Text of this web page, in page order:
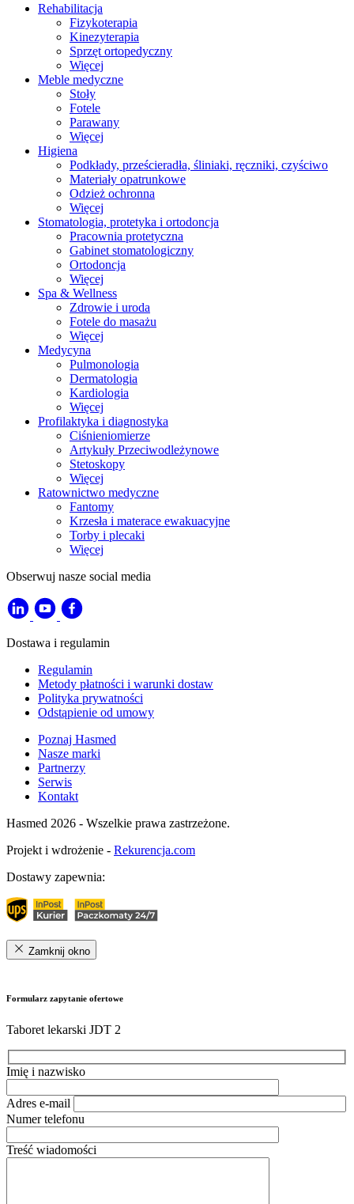
Rehabilitacja
Fizykoterapia
Kinezyterapia
Sprzęt ortopedyczny
Więcej
Meble medyczne
Stoły
Fotele
Parawany
Więcej
Higiena
Podkłady, prześcieradła, śliniaki, ręczniki, czyściwo
Materiały opatrunkowe
Odzież ochronna
Więcej
Stomatologia, protetyka i ortodoncja
Pracownia protetyczna
Gabinet stomatologiczny
Ortodoncja
Więcej
Spa & Wellness
Zdrowie i uroda
Fotele do masażu
Więcej
Medycyna
Pulmonologia
Dermatologia
Kardiologia
Więcej
Profilaktyka i diagnostyka
Ciśnieniomierze
Artykuły Przeciwodleżynowe
Stetoskopy
Więcej
Ratownictwo medyczne
Fantomy
Krzesła i materace ewakuacyjne
Torby i plecaki
Więcej
Obserwuj nasze social media
Dostawa i regulamin
Regulamin
Metody płatności i warunki dostaw
Polityka prywatności
Odstąpienie od umowy
Poznaj Hasmed
Nasze marki
Partnerzy
Serwis
Kontakt
Hasmed 2026 - Wszelkie prawa zastrzeżone.
Projekt i wdrożenie - Rekurencja.com
Dostawy zapewnia:
Zamknij okno
Formularz zapytanie ofertowe
Taboret lekarski JDT 2
Imię i nazwisko
Adres e-mail
Numer telefonu
Treść wiadomości